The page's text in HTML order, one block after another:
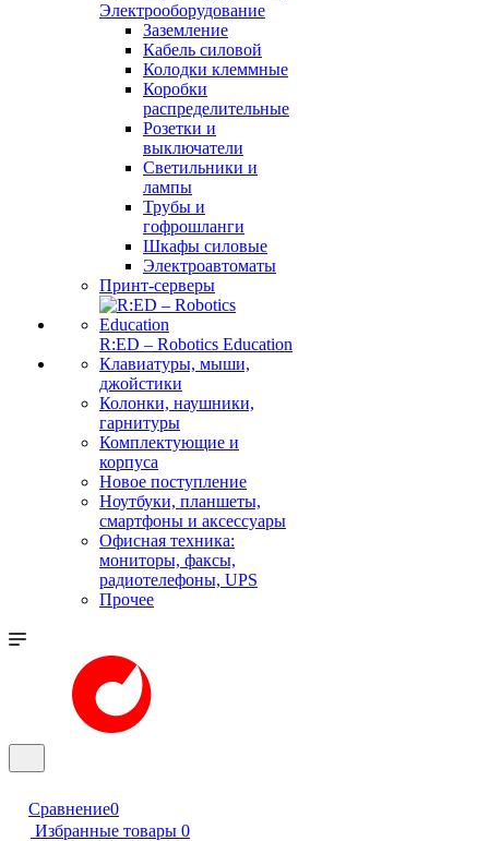
Электрооборудование
Заземление
Кабель силовой
Колодки клеммные
Коробки
распределительные
Розетки и
выключатели
Светильники и
лампы
Трубы и
гофрошланги
Шкафы силовые
Электроавтоматы
Принт-серверы
R:ED – Robotics Education
Клавиатуры, мыши,
джойстики
Колонки, наушники,
гарнитуры
Комплектующие и
корпуса
Новое поступление
Ноутбуки, планшеты,
смартфоны и аксессуары
Офисная техника:
мониторы, факсы,
радиотелефоны, UPS
Прочее
Сравнение0
Избранные товары 0